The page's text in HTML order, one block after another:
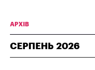
АРХІВ
СЕРПЕНЬ 2026